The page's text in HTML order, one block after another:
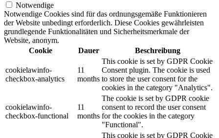
Notwendige
Notwendige Cookies sind für das ordnungsgemäße Funktionieren
der Website unbedingt erforderlich. Diese Cookies gewährleisten
grundlegende Funktionalitäten und Sicherheitsmerkmale der
Website, anonym.
Cookie
Dauer Beschreibung
cookielawinfo-
checkbox-analytics
11
months
This cookie is set by GDPR Cookie
Consent plugin. The cookie is used
to store the user consent for the
cookies in the category "Analytics".
cookielawinfo-
checkbox-functional
11
months
The cookie is set by GDPR cookie
consent to record the user consent
for the cookies in the category
"Functional".
This cookie is set by GDPR Cookie